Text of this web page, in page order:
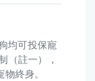
均可投保寵
（註一），
終身。